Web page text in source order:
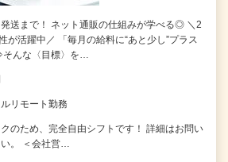
送まで！ ネット通販の仕組みが学べる◎ ＼2
が活躍中／ 「毎月の給料に“あと少し”プラス
そんな〈目標〉を…
リモート勤務
のため、完全自由シフトです！ 詳細はお問い
。 ＜会社営…